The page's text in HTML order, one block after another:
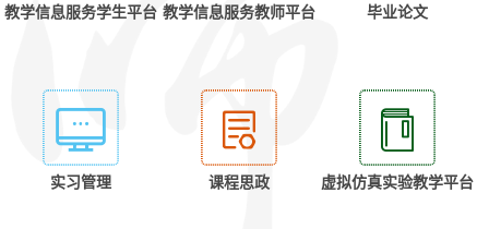
教学信息服务学生平台 教学信息服务教师平台 毕业论文
实习管理 课程思政 虚拟仿真实验教学平台